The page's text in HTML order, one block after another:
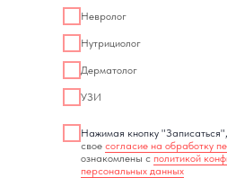
Невролог
Нутрициолог
Дерматолог
УЗИ
Нажимая кнопку
свое согласие на обработку
ознакомлены с политикой
персональных данных